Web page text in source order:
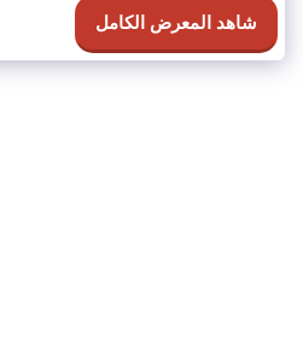
شاهد المعرض الكامل